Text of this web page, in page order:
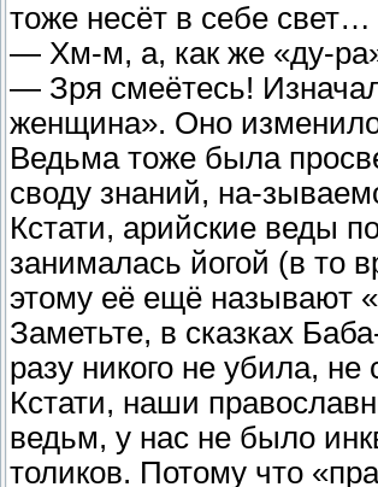
тоже несёт в себе свет…
— Хм-м, а, как же «ду-
— Зря смеётесь!
женщина». Оно
Ведьма тоже была
своду знаний, на-
Кстати, арийские веды
занималась йогой (в то
этому её ещё называют
Заметьте, в сказках
разу никого не убила, не
Кстати, наши
ведьм, у нас не было
толиков. Потому что